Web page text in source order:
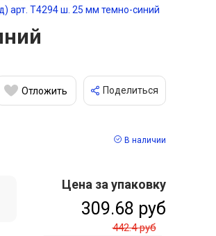
арт. T4294 ш. 25 мм темно-синий
Отложить Поделиться
В наличии
Цена за упаковку
309.68 руб
442.4 руб